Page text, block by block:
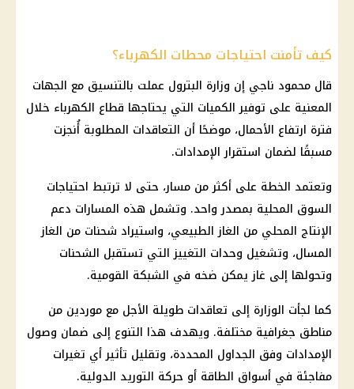
كيف تأمنت احتياجات محطات الكهرباء؟
قال محمود ناجي إن وزارة البترول عملت بالتنسيق مع الجهات
المعنية على توفير الكميات التي يحتاجها قطاع الكهرباء خلال
فترة ارتفاع الأحمال، موضحًا أن التعاقدات المطلوبة أُنجزت
مسبقًا لضمان استقرار الإمدادات.
وتعتمد الخطة على أكثر من مسار، حتى لا ترتبط احتياجات
السوق المحلية بمصدر واحد. وتشمل هذه المسارات دعم
الإنتاج المحلي من الغاز الطبيعي، واستيراد شحنات من الغاز
المسال، وتشغيل وحدات التغييز التي تستقبل الشحنات
وتحولها إلى غاز يمكن ضخه في الشبكة القومية.
كما لجأت الوزارة إلى تعاقدات طويلة الأجل مع موردين من
مناطق جغرافية مختلفة. ويهدف هذا التنوع إلى ضمان وصول
الإمدادات وفق الجداول المحددة، وتقليل تأثير أي تغيرات
مفاجئة في أسواق الطاقة أو حركة التوريد الدولية.